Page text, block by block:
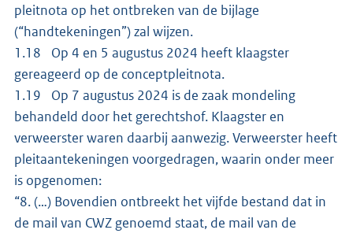
pleitnota op het ontbreken van de bijlage
(“handtekeningen”) zal wijzen.
1.18 Op 4 en 5 augustus 2024 heeft klaagster
gereageerd op de conceptpleitnota.
1.19 Op 7 augustus 2024 is de zaak mondeling
behandeld door het gerechtshof. Klaagster en
verweerster waren daarbij aanwezig. Verweerster heeft
pleitaantekeningen voorgedragen, waarin onder meer
is opgenomen:
“8. (…) Bovendien ontbreekt het vijfde bestand dat in
de mail van CWZ genoemd staat, de mail van de